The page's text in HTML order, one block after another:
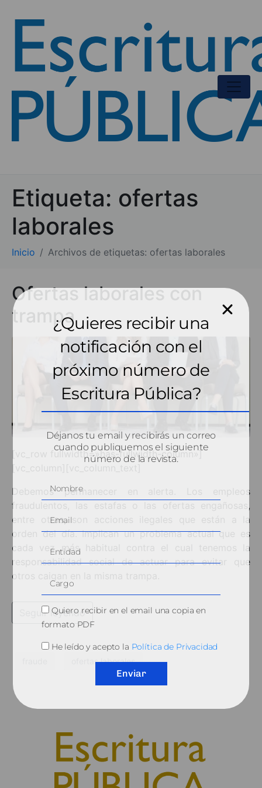
Etiqueta: ofertas
laborales
Inicio Archivos de etiquetas: ofertas laborales
Ofertas laborales con
trampa
[vc_row fullwidth=»has-fullwidth-column»]
Debemos permanecer en alerta. Los empleos
fraudulentos, las estafas o las ofertas engañosas,
entre otras, son acciones ilegales que están a la
orden del día. Implican un problema actual que es
cada vez más habitual contra el cual tenemos la
responsabilidad social de actuar para evitar que
otros caigan en la misma trampa.
Seguir leyendo
ofertas laborales
¿Quieres recibir una
notificación con el
próximo número de
Escritura Pública?
Déjanos tu email y recibirás un correo
cuando publiquemos el siguiente
número de la revista.
Quiero recibir en el email una copia en
formato PDF
He leído y acepto la Política de Privacidad
Enviar